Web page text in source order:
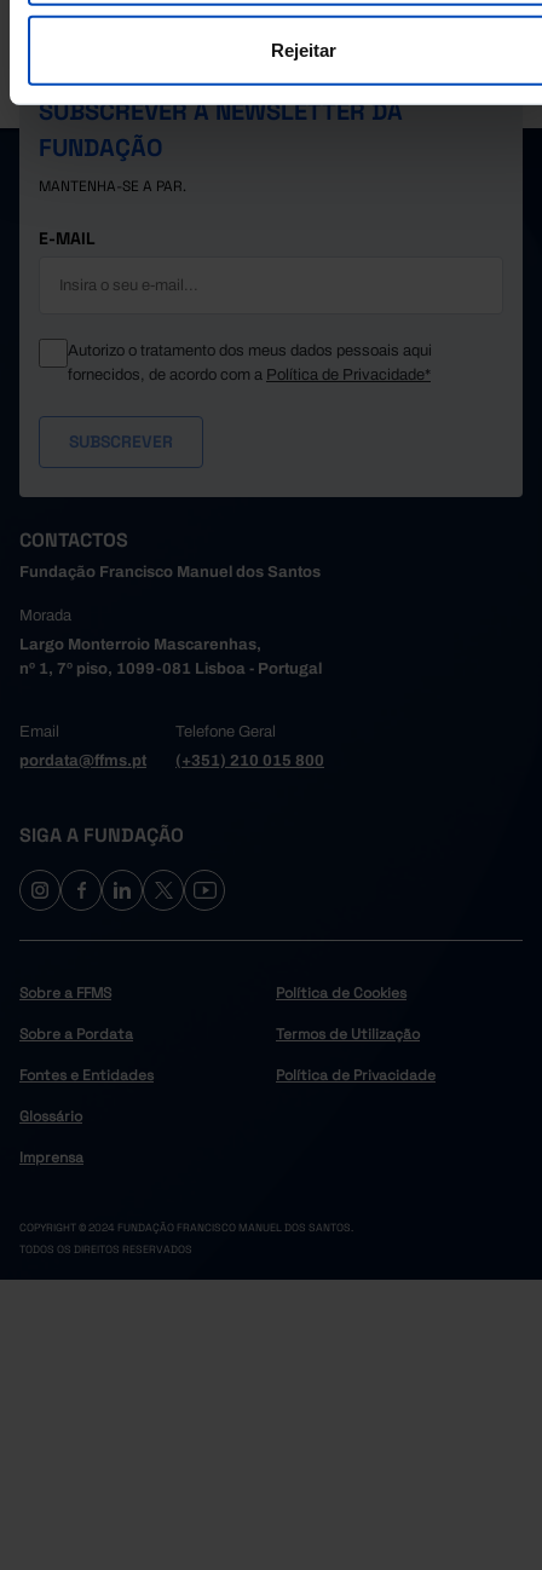
Rejeitar
A PORDATA É UM PROJETO DA FUNDAÇÃO FRANCISCO MANUEL DOS
SANTOS.
SUBSCREVER A NEWSLETTER DA
FUNDAÇÃO
MANTENHA-SE A PAR.
E-MAIL
Autorizo o tratamento dos meus dados pessoais aqui
fornecidos, de acordo com a Política de Privacidade*
CONTACTOS
Fundação Francisco Manuel dos Santos
Morada
Largo Monterroio Mascarenhas,
nº 1, 7º piso, 1099-081 Lisboa - Portugal
Email
pordata@ffms.pt
Telefone Geral
(+351) 210 015 800
SIGA A FUNDAÇÃO
Sobre a FFMS
Sobre a Pordata
Fontes e Entidades
Glossário
Imprensa
Política de Cookies
Termos de Utilização
Política de Privacidade
COPYRIGHT © 2024 FUNDAÇÃO FRANCISCO MANUEL DOS SANTOS.
TODOS OS DIREITOS RESERVADOS